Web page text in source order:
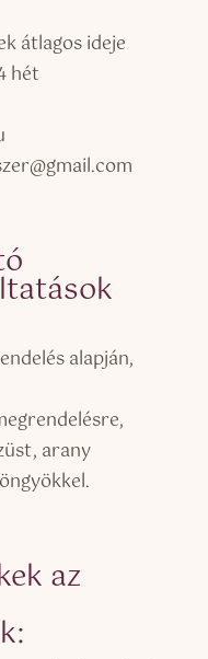
átlagos ideje
hét
alapján,
arany
az